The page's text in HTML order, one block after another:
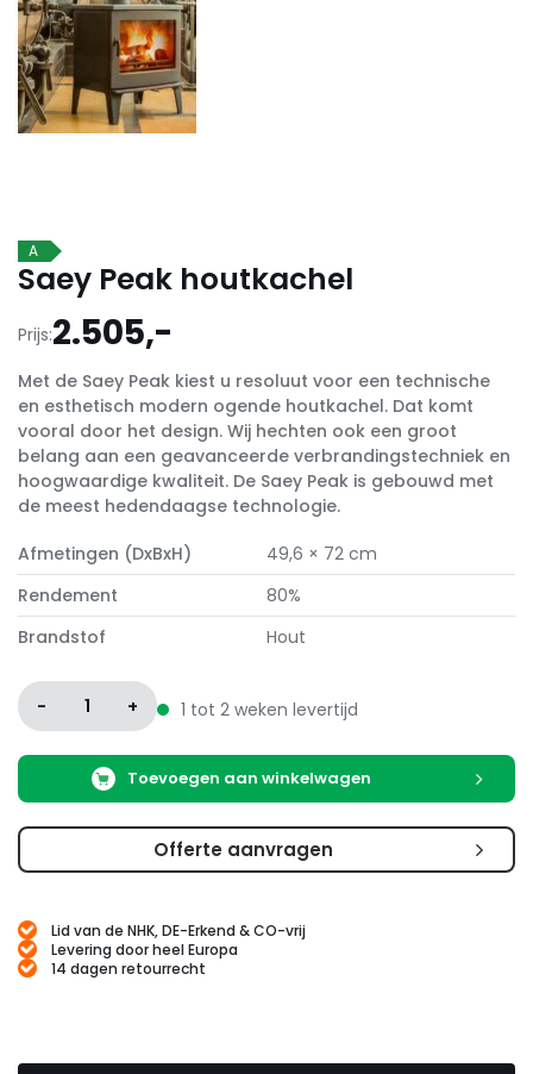
A
Saey Peak houtkachel
Prijs:2.505,-
Met de Saey Peak kiest u resoluut voor een technische
en esthetisch modern ogende houtkachel. Dat komt
vooral door het design. Wij hechten ook een groot
belang aan een geavanceerde verbrandingstechniek en
hoogwaardige kwaliteit. De Saey Peak is gebouwd met
de meest hedendaagse technologie.
Afmetingen (DxBxH)
49,6 × 72 cm
Rendement
80%
Brandstof
Hout
- 1 + 1 tot 2 weken levertijd
Toevoegen aan winkelwagen
Offerte aanvragen
Lid van de NHK, DE-Erkend & CO-vrij
Levering door heel Europa
14 dagen retourrecht